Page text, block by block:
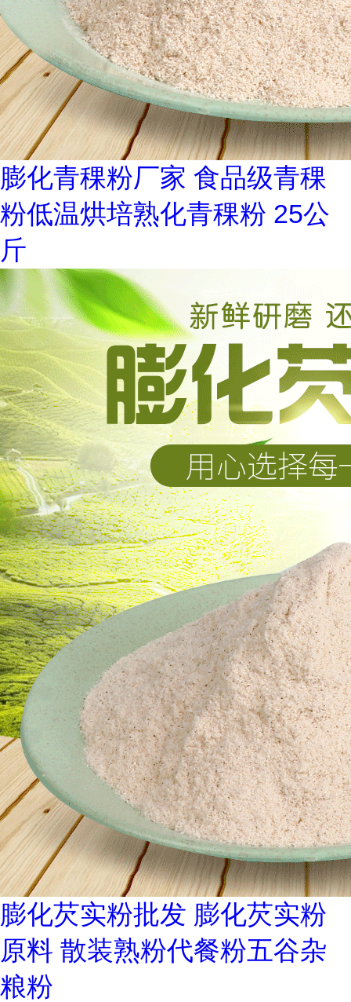
膨化青稞粉厂家 食品级青稞
粉低温烘培熟化青稞粉 25公
斤
膨化芡实粉批发 膨化芡实粉
原料 散装熟粉代餐粉五谷杂
粮粉